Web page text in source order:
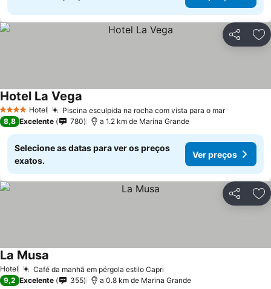
Partilhar
4 EstrelasHotel Piscina esculpida na rocha com vista para o mar
Hotel La Vega
8,8 Excelente 780 a 1.2 km de Marina Grande
Selecione as datas para ver os preços
exatos.
Ver preços
Partilhar
Hotel Café da manhã em pérgola estilo Capri
La Musa
9,2 Excelente 355 a 0.8 km de Marina Grande